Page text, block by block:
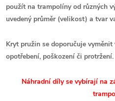
použít na trampolíny od různých
uvedený průměr (velikost) a tvar
Kryt pružin se doporučuje
opotřebení, poškození či protržení.
Náhradní díly se vybírají na